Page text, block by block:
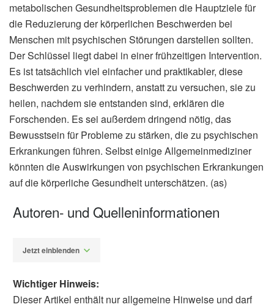
metabolischen Gesundheitsproblemen die Hauptziele für
die Reduzierung der körperlichen Beschwerden bei
Menschen mit psychischen Störungen darstellen sollten.
Der Schlüssel liegt dabei in einer frühzeitigen Intervention.
Es ist tatsächlich viel einfacher und praktikabler, diese
Beschwerden zu verhindern, anstatt zu versuchen, sie zu
heilen, nachdem sie entstanden sind, erklären die
Forschenden. Es sei außerdem dringend nötig, das
Bewusstsein für Probleme zu stärken, die zu psychischen
Erkrankungen führen. Selbst einige Allgemeinmediziner
könnten die Auswirkungen von psychischen Erkrankungen
auf die körperliche Gesundheit unterschätzen. (as)
Autoren- und Quelleninformationen
Jetzt einblenden
Wichtiger Hinweis:
Dieser Artikel enthält nur allgemeine Hinweise und darf